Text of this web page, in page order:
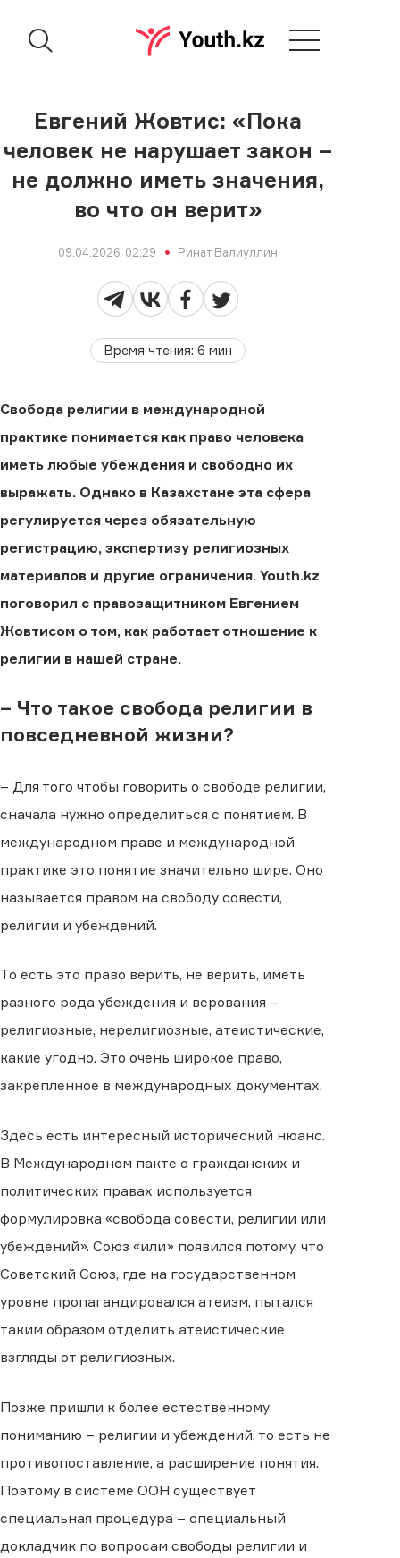
Евгений Жовтис: «Пока
человек не нарушает закон –
не должно иметь значения,
во что он верит»
09.04.2026, 02:29 Ринат Валиуллин
Время чтения: 6 мин
Свобода религии в международной
практике понимается как право человека
иметь любые убеждения и свободно их
выражать. Однако в Казахстане эта сфера
регулируется через обязательную
регистрацию, экспертизу религиозных
материалов и другие ограничения. Youth.kz
поговорил с правозащитником Евгением
Жовтисом о том, как работает отношение к
религии в нашей стране.
– Что такое свобода религии в
повседневной жизни?
– Для того чтобы говорить о свободе религии,
сначала нужно определиться с понятием. В
международном праве и международной
практике это понятие значительно шире. Оно
называется правом на свободу совести,
религии и убеждений.
То есть это право верить, не верить, иметь
разного рода убеждения и верования –
религиозные, нерелигиозные, атеистические,
какие угодно. Это очень широкое право,
закрепленное в международных документах.
Здесь есть интересный исторический нюанс.
В Международном пакте о гражданских и
политических правах используется
формулировка «свобода совести, религии или
убеждений». Союз «или» появился потому, что
Советский Союз, где на государственном
уровне пропагандировался атеизм, пытался
таким образом отделить атеистические
взгляды от религиозных.
Позже пришли к более естественному
пониманию – религии и убеждений, то есть не
противопоставление, а расширение понятия.
Поэтому в системе ООН существует
специальная процедура – специальный
докладчик по вопросам свободы религии и